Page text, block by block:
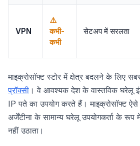
VPN
⚠️
कभी-
कभी
सेटअप में सरलता
माइक्रोसॉफ्ट स्टोर में क्षेत्र बदलने के लिए
प्रॉक्सी । वे आवश्यक देश के वास्तविक घरेलू
IP पते का उपयोग करते हैं। माइक्रोसॉफ्ट
अर्जेंटीना के सामान्य घरेलू उपयोगकर्ता के
नहीं उठाता।